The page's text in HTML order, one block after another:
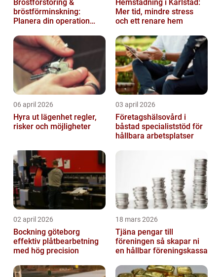
Bröstförstoring &
bröstförminskning:
Planera din operation
Hemstädning i Karlstad:
Mer tid, mindre stress
och ett renare hem
06 april 2026
Hyra ut lägenhet regler,
risker och möjligheter
03 april 2026
Företagshälsovård i
båstad specialiststöd för
hållbara arbetsplatser
02 april 2026
Bockning göteborg
effektiv plåtbearbetning
med hög precision
18 mars 2026
Tjäna pengar till
föreningen så skapar ni
en hållbar föreningskassa